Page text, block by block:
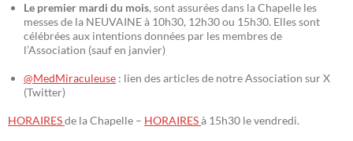
Le premier mardi du mois, sont assurées dans la Chapelle les
messes de la NEUVAINE à 10h30, 12h30 ou 15h30. Elles sont
célébrées aux intentions données par les membres de
l’Association (sauf en janvier)
@MedMiraculeuse : lien des articles de notre Association sur X
(Twitter)
HORAIRESde la Chapelle – HORAIRESà 15h30 le vendredi.